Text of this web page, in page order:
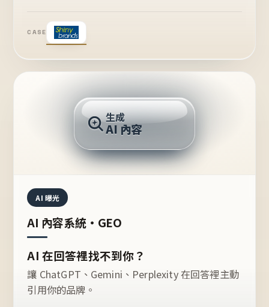
CASE
推薦的台灣品牌？
生成
AI 內容
AI 曝光
AI 內容系統・GEO
AI 在回答裡找不到你？
讓 ChatGPT、Gemini、Perplexity 在回答裡主動
引用你的品牌。